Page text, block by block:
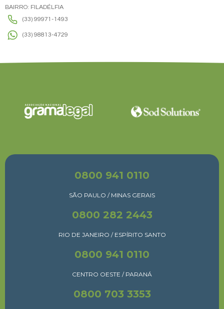
BAIRRO: FILADÉLFIA
(33) 99971-1493
(33) 98813-4729
0800 941 0110
SÃO PAULO / MINAS GERAIS
0800 282 2443
RIO DE JANEIRO / ESPÍRITO SANTO
0800 941 0110
CENTRO OESTE / PARANÁ
0800 703 3353